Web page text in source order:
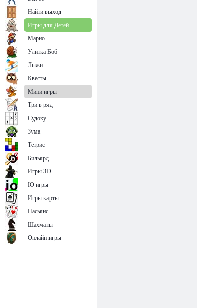
Найти выход
Игры для Детей
Марио
Улитка Боб
Лыжи
Квесты
Мини игры
Три в ряд
Судоку
Зума
Тетрис
Бильярд
Игры 3D
IO игры
Игры карты
Пасьянс
Шахматы
Онлайн игры